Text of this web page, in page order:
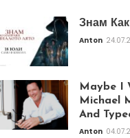
Знам
Anton
Maybe I
Michael
And
Anton